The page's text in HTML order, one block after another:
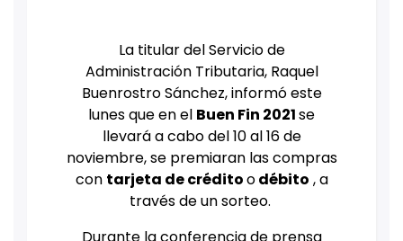
La titular del Servicio de
Administración Tributaria, Raquel
Buenrostro Sánchez, informó este
lunes que en el Buen Fin 2021se
llevará a cabo del 10 al 16 de
noviembre, se premiaran las compras
con tarjeta de créditoodébito , a
través de un sorteo.